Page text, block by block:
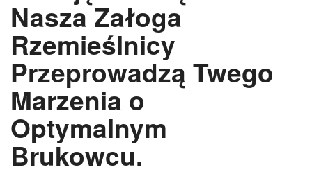
Nasza Załoga
Rzemieślnicy
Przeprowadzą Twego
Marzenia o
Optymalnym
Brukowcu.